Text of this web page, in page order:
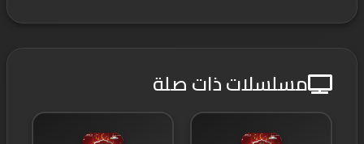
مسلسلات ذات صلة